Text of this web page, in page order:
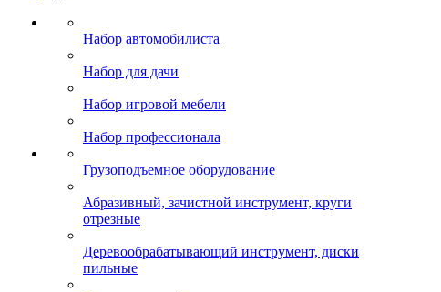
Набор автомобилиста
Набор для дачи
Набор игровой мебели
Набор профессионала
Грузоподъемное оборудование
Абразивный, зачистной инструмент, круги
отрезные
Деревообрабатывающий инструмент, диски
пильные